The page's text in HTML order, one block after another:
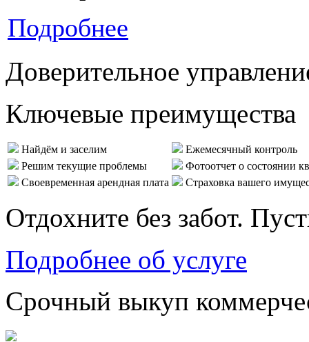
Подробнее
Доверительное
Ключевые преимущества
Найдём и заселим
Ежемесячный контроль
Решим текущие проблемы
Фотоотчет о состоянии
Своевременная арендная плата
Страховка вашего
Отдохните без забот.
Подробнее об услуге
Срочный выкуп